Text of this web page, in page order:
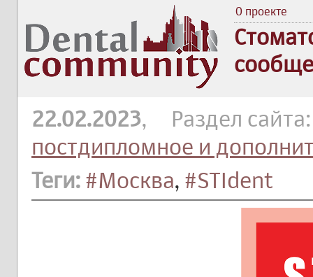
О проекте
22.02.2023, Раздел
постдипломное и
Теги: #Москва, #STIdent